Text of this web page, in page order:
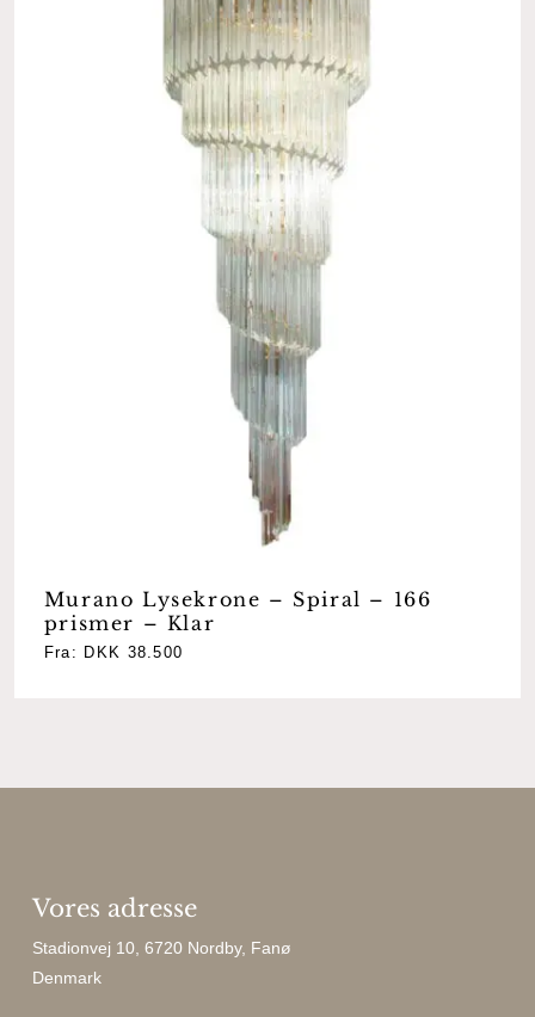
Murano Lysekrone – Spiral – 166
prismer – Klar
Fra: DKK 38.500
Vores adresse
Stadionvej 10, 6720 Nordby, Fanø
Denmark